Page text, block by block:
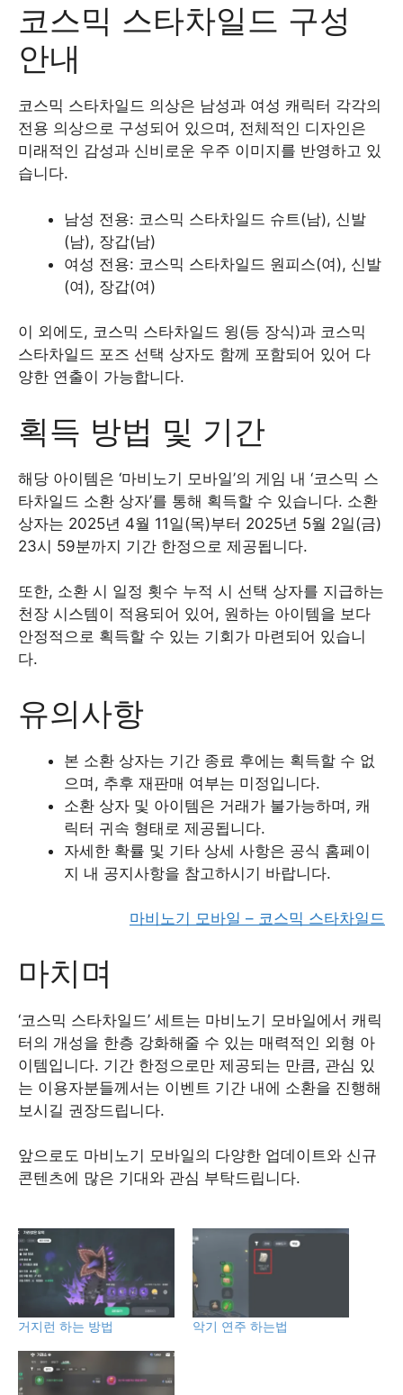
코스믹 스타차일드 구성
안내
코스믹 스타차일드 의상은 남성과 여성 캐릭터 각각의
전용 의상으로 구성되어 있으며, 전체적인 디자인은
미래적인 감성과 신비로운 우주 이미지를 반영하고 있
습니다.
남성 전용: 코스믹 스타차일드 슈트(남), 신발
(남), 장갑(남)
여성 전용: 코스믹 스타차일드 원피스(여), 신발
(여), 장갑(여)
이 외에도, 코스믹 스타차일드 윙(등 장식)과 코스믹
스타차일드 포즈 선택 상자도 함께 포함되어 있어 다
양한 연출이 가능합니다.
획득 방법 및 기간
해당 아이템은 ‘마비노기 모바일’의 게임 내 ‘코스믹 스
타차일드 소환 상자’를 통해 획득할 수 있습니다. 소환
상자는 2025년 4월 11일(목)부터 2025년 5월 2일(금)
23시 59분까지 기간 한정으로 제공됩니다.
또한, 소환 시 일정 횟수 누적 시 선택 상자를 지급하는
천장 시스템이 적용되어 있어, 원하는 아이템을 보다
안정적으로 획득할 수 있는 기회가 마련되어 있습니
다.
유의사항
본 소환 상자는 기간 종료 후에는 획득할 수 없
으며, 추후 재판매 여부는 미정입니다.
소환 상자 및 아이템은 거래가 불가능하며, 캐
릭터 귀속 형태로 제공됩니다.
자세한 확률 및 기타 상세 사항은 공식 홈페이
지 내 공지사항을 참고하시기 바랍니다.
마비노기 모바일 – 코스믹 스타차일드
마치며
‘코스믹 스타차일드’ 세트는 마비노기 모바일에서 캐릭
터의 개성을 한층 강화해줄 수 있는 매력적인 외형 아
이템입니다. 기간 한정으로만 제공되는 만큼, 관심 있
는 이용자분들께서는 이벤트 기간 내에 소환을 진행해
보시길 권장드립니다.
앞으로도 마비노기 모바일의 다양한 업데이트와 신규
콘텐츠에 많은 기대와 관심 부탁드립니다.
거지런 하는 방법 악기 연주 하는법